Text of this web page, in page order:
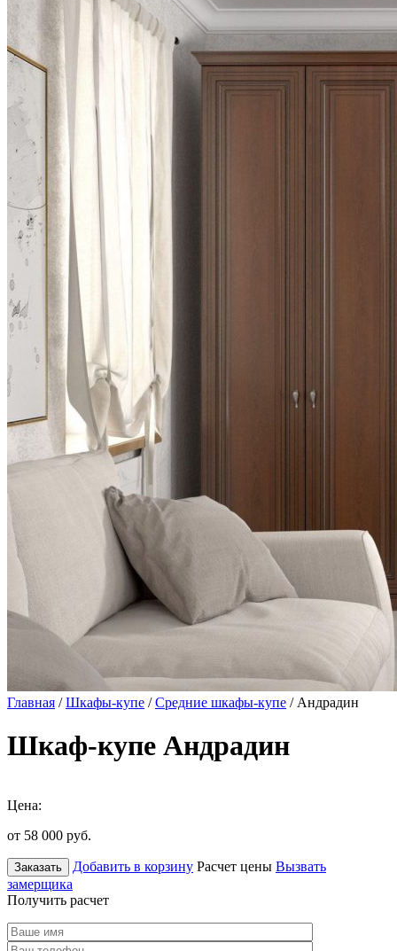
Главная /Шкафы-купе /Средние шкафы-купе / Андрадин
Шкаф-купе Андрадин
Цена:
от 58 000 руб.
Заказать Добавить в корзину Расчет цены Вызвать
замерщика
Получить расчет